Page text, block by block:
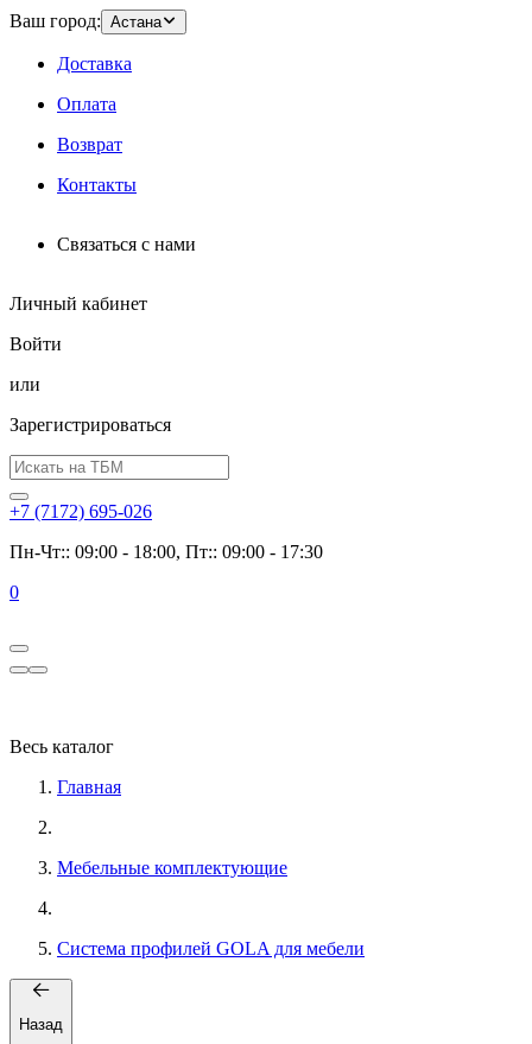
Ваш город: Астана
Доставка
Оплата
Возврат
Контакты
Связаться с нами
Личный кабинет
Войти
или
Зарегистрироваться
+7 (7172) 695-026
Пн-Чт:: 09:00 - 18:00, Пт:: 09:00 - 17:30
0
Главная
Мебельные комплектующие